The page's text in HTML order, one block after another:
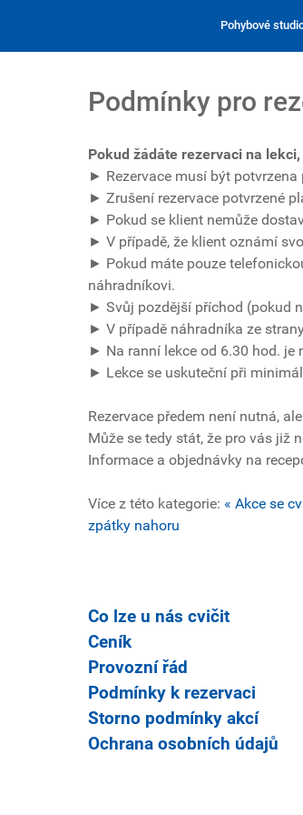
Pohybové
Podmínky pro
Pokud žádáte rezervaci na
► Rezervace musí být
► Zrušení rezervace potvrzené
► Pokud se klient nemůže
► V případě, že klient oznámí
► Pokud máte pouze
náhradníkovi.
► Svůj pozdější příchod (pokud
► V případě náhradníka ze
► Na ranní lekce od 6.30 hod. je
► Lekce se uskuteční při
Rezervace předem není nutná,
Může se tedy stát, že pro vás již
Informace a objednávky na
Více z této kategorie: « Akce se
zpátky nahoru
Co lze u nás cvičit
Ceník
Provozní řád
Podmínky k rezervaci
Storno podmínky akcí
Ochrana osobních údajů